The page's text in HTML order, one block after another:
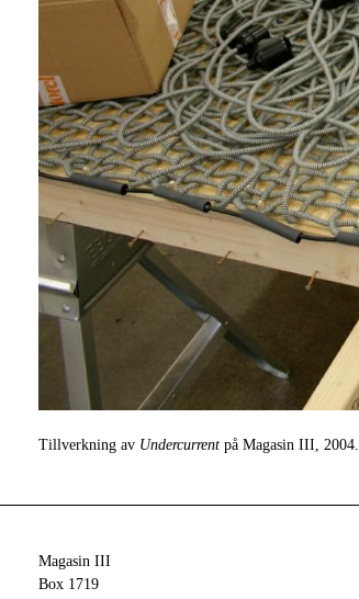
Tillverkning av Undercurrent på Magasin III, 2004.
Magasin III
Box 1719